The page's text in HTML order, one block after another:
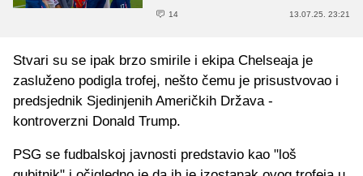
14 13.07.25. 23:21
Stvari su se ipak brzo smirile i ekipa Chelseaja je
zasluženo podigla trofej, nešto čemu je prisustvovao i
predsjednik Sjedinjenih Američkih Država -
kontroverzni Donald Trump.
PSG se fudbalskoj javnosti predstavio kao "loš